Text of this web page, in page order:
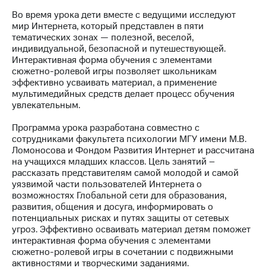
Контакты
Новости
в
регионе
и акционерам
Корпоративное
управление
Корпоративный
секретарь
Раскрытие
информации
Информация
акционерам
Документы
ПАО
"МТС"
Собрания
акционеров
Личный
кабинет
Во время урока дети вместе с ведущими исследуют
мир Интернета, который представлен в пяти
тематических зонах — полезной, веселой,
индивидуальной, безопасной и путешествующей.
Интерактивная форма обучения с элементами
сюжетно-ролевой игры позволяет школьникам
эффективно усваивать материал, а применение
мультимедийных средств делает процесс обучения
увлекательным.
Программа урока разработана совместно с
сотрудниками факультета психологии МГУ имени М.В.
Ломоносова и Фондом Развития Интернет и рассчитана
на учащихся младших классов. Цель занятий –
рассказать представителям самой молодой и самой
уязвимой части пользователей Интернета о
возможностях Глобальной сети для образования,
развития, общения и досуга, информировать о
потенциальных рисках и путях защиты от сетевых
угроз. Эффективно осваивать материал детям поможет
интерактивная форма обучения с элементами
сюжетно-ролевой игры в сочетании с подвижными
активностями и творческими заданиями.